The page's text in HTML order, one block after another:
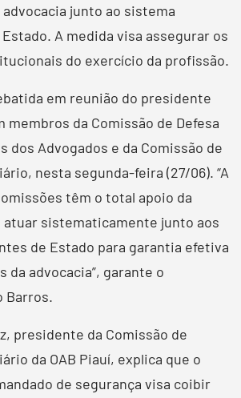
junto ao sistema
A medida visa assegurar os
do exercício da profissão.
em reunião do presidente
membros da Comissão de Defesa
dos Advogados e da Comissão de
nesta segunda-feira (27/06). “A
têm o total apoio da
atuar sistematicamente junto aos
de Estado para garantia efetiva
da advocacia”, garante o
Barros.
presidente da Comissão de
da OAB Piauí, explica que o
de segurança visa coibir